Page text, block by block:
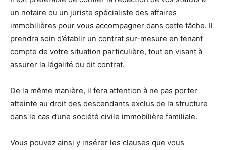
un notaire ou un juriste spécialiste des affaires
immobilières pour vous accompagner dans cette tâche. Il
prendra soin d’établir un contrat sur-mesure en tenant
compte de votre situation particulière, tout en visant à
assurer la légalité du dit contrat.
De la même manière, il fera attention à ne pas porter
atteinte au droit des descendants exclus de la structure
dans le cas d’une société civile immobilière familiale.
Vous pouvez ainsi y insérer les clauses que vous